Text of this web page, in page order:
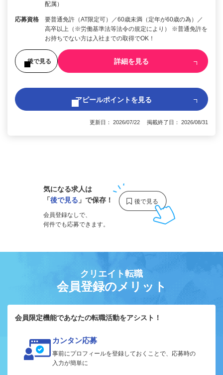
配属）
応募資格
要普通免許（AT限定可）／60歳未満（定年が60歳の為）／
高卒以上（※労働基準法等法令の規定により） ※普通免許を
お持ちでない方は入社までの取得でOK！
後で見る 詳細を見る
アピールポイントを見る
更新日： 2026/07/22 掲載終了日： 2026/08/31
気になる求人は
「後で見る 」で保存！
会員登録なしで、
何件でも応募できます。
クリエイト転職
会員登録のメリット
会員限定機能であなたの転職活動をアシスト！
カンタン応募
事前にプロフィールを登録しておくことで、応募時の
入力が簡単に